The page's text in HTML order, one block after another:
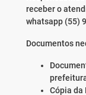
receber o
whatsapp (55)
Documentos
Cópia da